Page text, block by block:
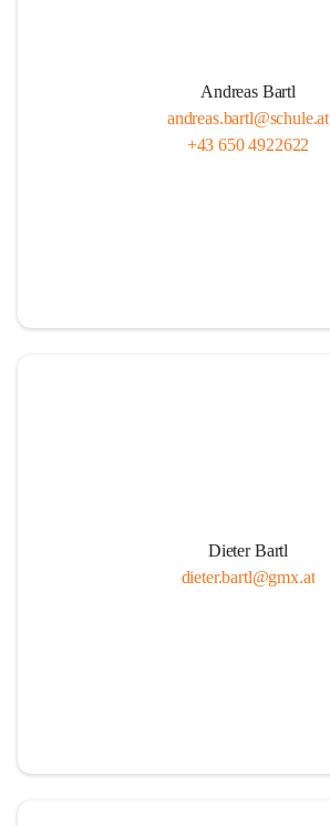
Andreas Bartl
andreas.bartl@schule.at
+43 650 4922622
Dieter Bartl
dieter.bartl@gmx.at